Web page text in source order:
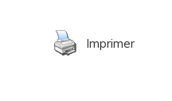
Imprimer